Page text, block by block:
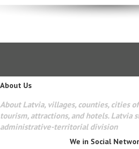
About Us
About Latvia, villages, counties, cities
tourism, attractions, and hotels. Latvia
administrative-territorial division
We in Social